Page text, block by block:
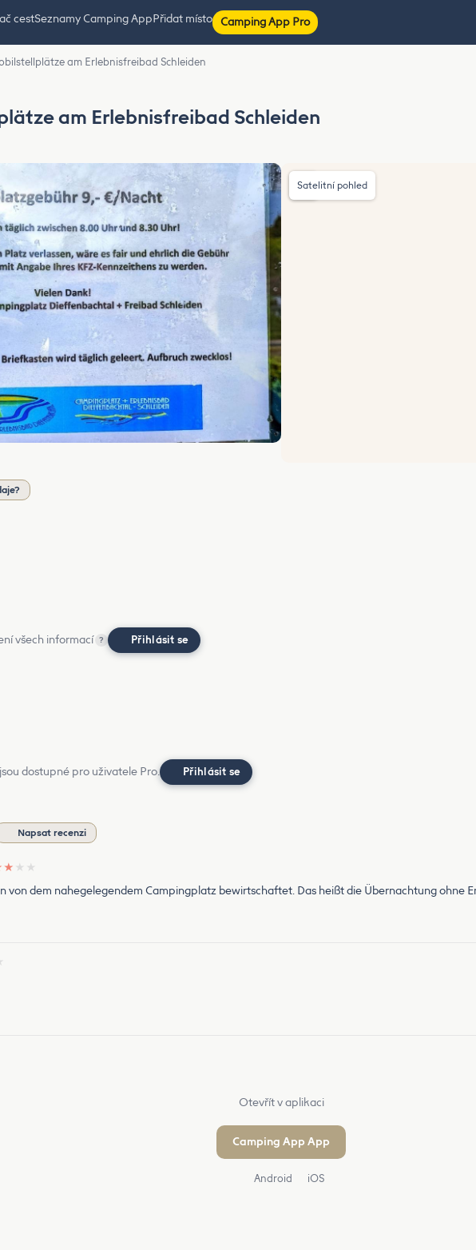
cestSeznamy Camping AppPřidat místo Camping App Pro
am Erlebnisfreibad Schleiden
am Erlebnisfreibad Schleiden
Satelitní pohled
všech informací ? Přihlásit se
dostupné pro uživatele Pro. Přihlásit se
Napsat recenzi
★ ★ ★
von dem nahegelegendem Campingplatz bewirtschaftet. Das heißt die Übernachtung ohne
Otevřít v aplikaci
Camping App App
Android iOS